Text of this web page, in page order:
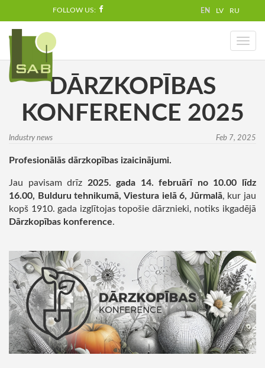
FOLLOW US: EN LV RU
Toggle
DĀRZKOPĪBAS
KONFERENCE 2025
Industry news Feb 7, 2025
Profesionālās dārzkopības izaicinājumi.
Jau pavisam drīz 2025. gada 14. februārī no 10.00 līdz
16.00, Bulduru tehnikumā, Viestura ielā 6, Jūrmalā, kur jau
kopš 1910. gada izglītojas topošie dārznieki, notiks ikgadējā
Dārzkopības konference.